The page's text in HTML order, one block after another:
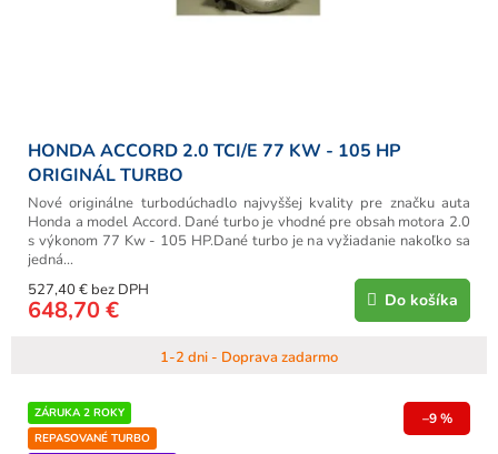
HONDA ACCORD 2.0 TCI/E 77 KW - 105 HP
ORIGINÁL TURBO
1-2 dni - Doprava zadarmo
527,40 € bez DPH
648,70 € Do košíka
Nové originálne turbodúchadlo najvyššej kvality pre značku auta
Honda a model Accord. Dané turbo je vhodné pre obsah motora 2.0
s výkonom 77 Kw - 105 HP.Dané turbo je na vyžiadanie nakoľko sa
jedná...
ZÁRUKA 2 ROKY
REPASOVANÉ TURBO
–9 %